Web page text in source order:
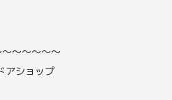
〜〜〜〜〜
アショップ